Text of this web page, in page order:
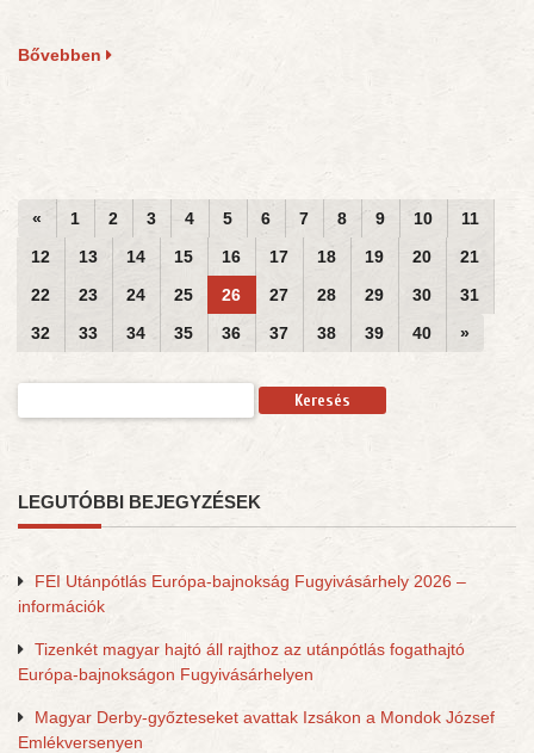
Bővebben
« 1 2 3 4 5 6 7 8 9 10
11
12
13 14 15 16 17 18 19 20
21
22
23 24 25 26 27 28 29 30
31
32
33 34 35 36 37 38 39 40 »
LEGUTÓBBI BEJEGYZÉSEK
FEI Utánpótlás Európa-bajnokság Fugyivásárhely 2026 –
információk
Tizenkét magyar hajtó áll rajthoz az utánpótlás fogathajtó
Európa-bajnokságon Fugyivásárhelyen
Magyar Derby-győzteseket avattak Izsákon a Mondok József
Emlékversenyen